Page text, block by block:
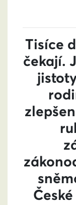
Tisíce
čekají.